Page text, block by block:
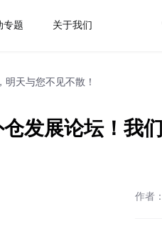
专题 关于我们
明天与您不见不散！
发展论坛！我
作者